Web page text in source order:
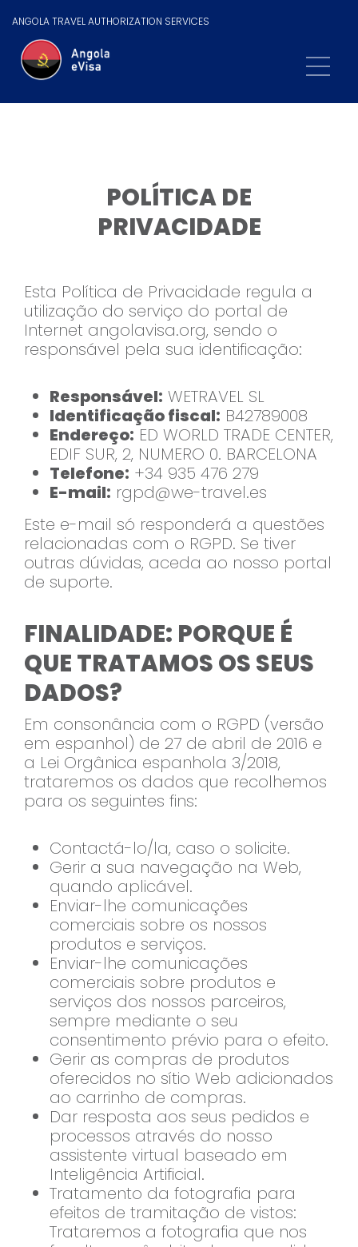
ANGOLA TRAVEL AUTHORIZATION SERVICES
POLÍTICA DE
PRIVACIDADE
Esta Política de Privacidade regula a
utilização do serviço do portal de
Internet angolavisa.org, sendo o
responsável pela sua identificação:
Responsável: WETRAVEL SL
Identificação fiscal: B42789008
Endereço: ED WORLD TRADE CENTER,
EDIF SUR, 2, NUMERO 0. BARCELONA
Telefone: +34 935 476 279
E-mail: rgpd@we-travel.es
Este e-mail só responderá a questões
relacionadas com o RGPD. Se tiver
outras dúvidas, aceda ao nosso portal
de suporte.
FINALIDADE: PORQUE É
QUE TRATAMOS OS SEUS
DADOS?
Em consonância com o RGPD (versão
em espanhol) de 27 de abril de 2016 e
a Lei Orgânica espanhola 3/2018,
trataremos os dados que recolhemos
para os seguintes fins:
Contactá-lo/la, caso o solicite.
Gerir a sua navegação na Web,
quando aplicável.
Enviar-lhe comunicações
comerciais sobre os nossos
produtos e serviços.
Enviar-lhe comunicações
comerciais sobre produtos e
serviços dos nossos parceiros,
sempre mediante o seu
consentimento prévio para o efeito.
Gerir as compras de produtos
oferecidos no sítio Web adicionados
ao carrinho de compras.
Dar resposta aos seus pedidos e
processos através do nosso
assistente virtual baseado em
Inteligência Artificial.
Tratamento da fotografia para
efeitos de tramitação de vistos:
Trataremos a fotografia que nos